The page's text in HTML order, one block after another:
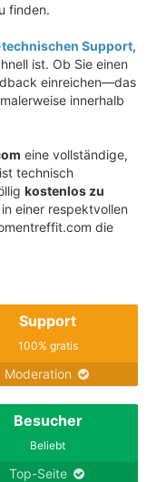
finden.
Support,
ist. Ob Sie einen
einreichen—das
innerhalb
eine vollständige,
technisch
kostenlos zu
in einer respektvollen
die
Support
100% gratis
Moderation
Besucher
Beliebt
Top-Seite